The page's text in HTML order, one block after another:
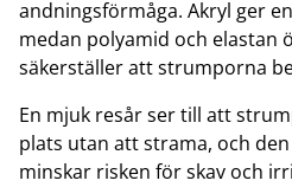
andningsförmåga. Akryl ger
medan polyamid och elastan
säkerställer att strumporna
En mjuk resår ser till att
plats utan att strama, och
minskar risken för skav och